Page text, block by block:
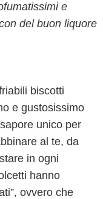
e
del buon liquore
biscotti
e gustosissimo
unico per
al te, da
in ogni
hanno
ovvero che